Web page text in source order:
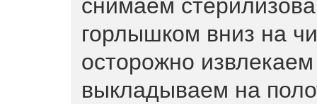
снимаем
горлышком вниз на
осторожно
выкладываем на